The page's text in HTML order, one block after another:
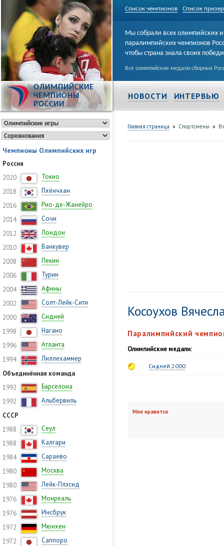
Список чемпионов Список
ОЛИМПИЙСКИЕ
ЧЕМПИОНЫ
РОССИИ
Мы собрали всех олимпийских и
паралимпийских чемпионов
чтобы страна знала своих
Все олимпийские медали сборных
НОВОСТИ ИНТЕРВЬЮ
Чемпионы Олимпийских игр
Россия
2020
Токио
2018
Пхёнчхан
2016
Рио-де-Жанейро
2014
Сочи
2012
Лондон
2010
Ванкувер
2008
Пекин
2006
Турин
2004
Афины
2002
Солт-Лейк-Сити
2000
Сидней
1998
Нагано
1996
Атланта
1994
Лиллехаммер
Объединённая команда
1992
Барселона
1992
Альбервиль
СССР
1988
Сеул
1988
Калгари
1984
Сараево
1980
Москва
1980
Лейк-Плэсид
1976
Монреаль
1976
Инсбрук
1972
Мюнхен
1972
Саппоро
Главная страница » Спортсмены »
Косоухов
Паралимпийский
Олимпийские медали:
Сидней 2000
Мне нравится